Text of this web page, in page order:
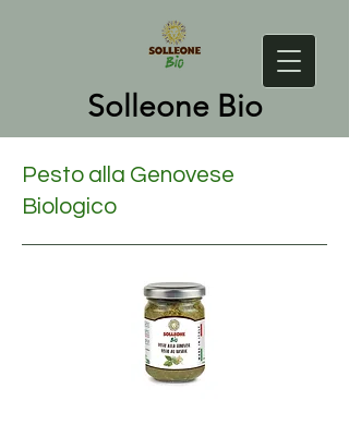
Solleone Bio
Pesto alla Genovese
Biologico